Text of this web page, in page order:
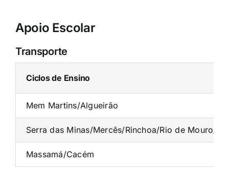
Apoio Escolar
Transporte
Ciclos de Ensino
Mem Martins/Algueirão
Serra das Minas/Mercês/Rinchoa/Rio de Mouro/
Massamá/Cacém